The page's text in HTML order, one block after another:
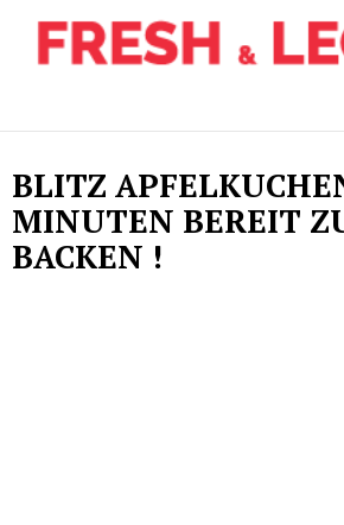
BLITZ
MINUTEN BEREIT
BACKEN !